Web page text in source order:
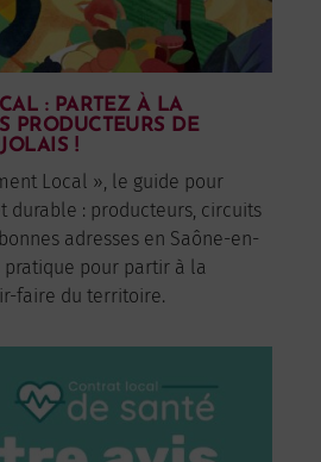
: PARTEZ À LA
PRODUCTEURS DE
!
Local », le guide pour
durable : producteurs, circuits
adresses en Saône-en-
pratique pour partir à la
faire du territoire.